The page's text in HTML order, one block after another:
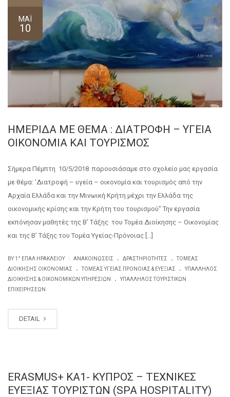
ΜΆΙ
10
ΗΜΕΡΙΔΑ ΜΕ ΘΕΜΑ : ΔΙΑΤΡΟΦΗ – ΥΓΕΙΑ
ΟΙΚΟΝΟΜΙΑ ΚΑΙ ΤΟΥΡΙΣΜΟΣ
Σήμερα Πέμπτη 10/5/2018 παρουσιάσαμε στο σχολείο μας εργασία
με θέμα: ‘Διατροφή – υγεία – οικονομία και τουρισμός από την
Αρχαία Ελλάδα και την Μινωική Κρήτη μέχρι την Ελλάδα της
οικονομικής κρίσης και την Κρήτη του τουρισμού” Την εργασία
εκπόνησαν μαθητές της Β’ Τάξης του Τομέα Διοίκησης – Οικονομίας
και της Β’ Τάξης του Τομέα Υγείας-Πρόνοιας […]
BY1° ΕΠΑΛ ΗΡΑΚΛΕΊΟΥ ΑΝΑΚΟΙΝΏΣΕΙΣ . ΔΡΑΣΤΗΡΙΌΤΗΤΕΣ .
ΤΟΜΈΑΣ
ΔΙΟΊΚΗΣΗΣ ΟΙΚΟΝΟΜΊΑΣ
. ΤΟΜΈΑΣ ΥΓΕΊΑΣ ΠΡΌΝΟΙΑΣ & ΕΥΕΞΊΑΣ .
ΥΠΆΛΛΗΛΟΣ
ΔΙΟΊΚΗΣΗΣ & ΟΙΚΟΝΟΜΙΚΏΝ ΥΠΗΡΕΣΙΏΝ
.
ΥΠΆΛΛΗΛΟΣ ΤΟΥΡΙΣΤΙΚΏΝ
ΕΠΙΧΕΙΡΉΣΕΩΝ
DETAIL
ERASMUS+ KA1- ΚΥΠΡΟΣ – ΤΕΧΝΙΚΕΣ
ΕΥΕΞΙΑΣ ΤΟΥΡΙΣΤΩΝ (SPA HOSPITALITY)